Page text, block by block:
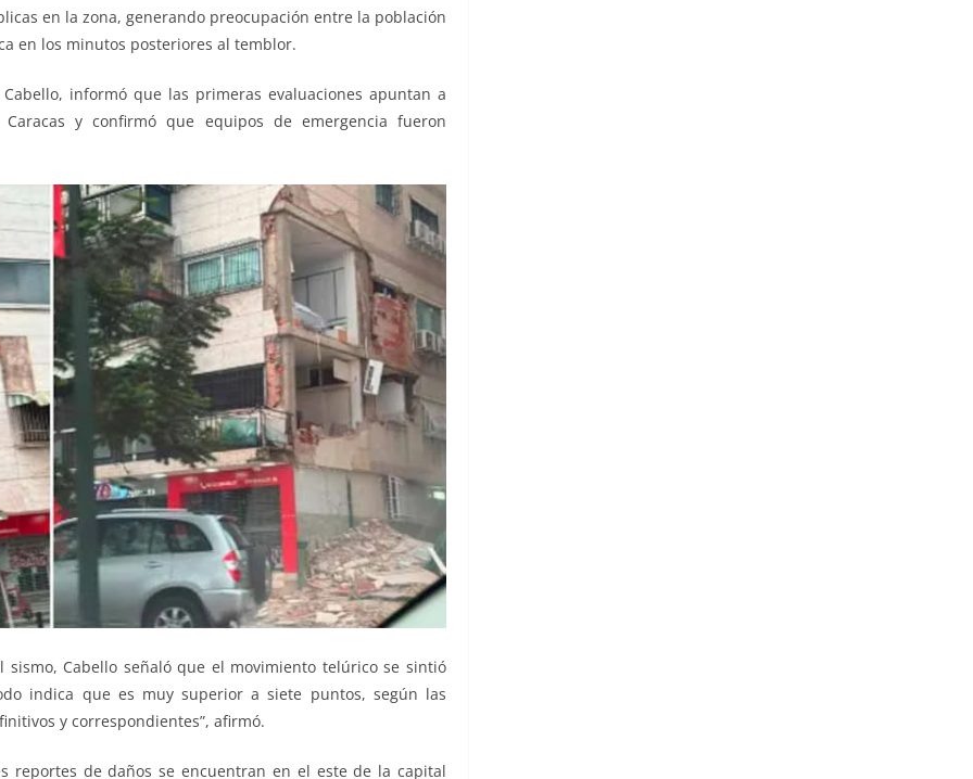
en la zona, generando preocupación entre la población
en los minutos posteriores al temblor.
informó que las primeras evaluaciones apuntan a
y confirmó que equipos de emergencia fueron
Cabello señaló que el movimiento telúrico se sintió
indica que es muy superior a siete puntos, según las
y correspondientes”, afirmó.
reportes de daños se encuentran en el este de la capital